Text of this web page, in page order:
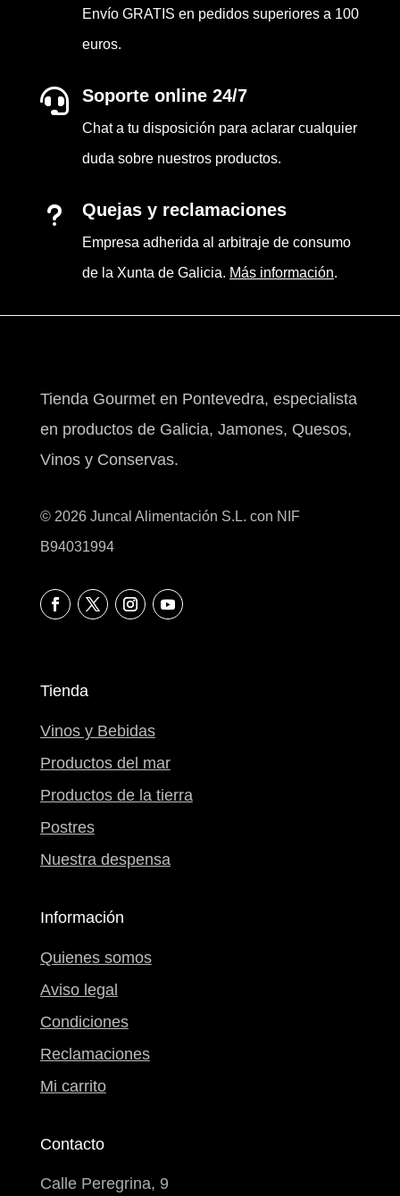
Envío GRATIS en pedidos superiores a 100
euros.
 Soporte online 24/7
Chat a tu disposición para aclarar cualquier
duda sobre nuestros productos.
u Quejas y reclamaciones
Empresa adherida al arbitraje de consumo
de la Xunta de Galicia. Más información.
Tienda Gourmet en Pontevedra, especialista
en productos de Galicia, Jamones, Quesos,
Vinos y Conservas.
© 2026 Juncal Alimentación S.L. con NIF
B94031994
Tienda
Vinos y Bebidas
Productos del mar
Productos de la tierra
Postres
Nuestra despensa
Información
Quienes somos
Aviso legal
Condiciones
Reclamaciones
Mi carrito
Contacto
Calle Peregrina, 9